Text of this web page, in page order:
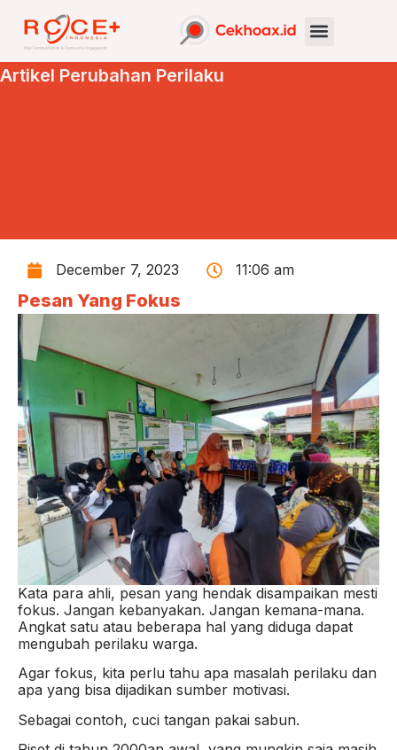
Artikel Perubahan Perilaku
December 7, 2023 11:06 am
Pesan Yang Fokus
Kata para ahli, pesan yang hendak disampaikan mesti
fokus. Jangan kebanyakan. Jangan kemana-mana.
Angkat satu atau beberapa hal yang diduga dapat
mengubah perilaku warga.
Agar fokus, kita perlu tahu apa masalah perilaku dan
apa yang bisa dijadikan sumber motivasi.
Sebagai contoh, cuci tangan pakai sabun.